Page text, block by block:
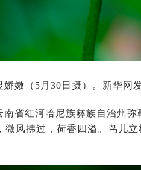
嫩（5月30日摄）。新华网
南省红河哈尼族彝族自治州
微风拂过，荷香四溢。鸟儿